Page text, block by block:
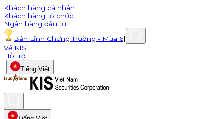
Khách hàng cá nhân
Khách hàng tổ chức
Ngân hàng đầu tư
Bản Lĩnh Chứng Trường - Mùa 6|
Về KIS
Hỗ trợ
|
Tiếng Việt